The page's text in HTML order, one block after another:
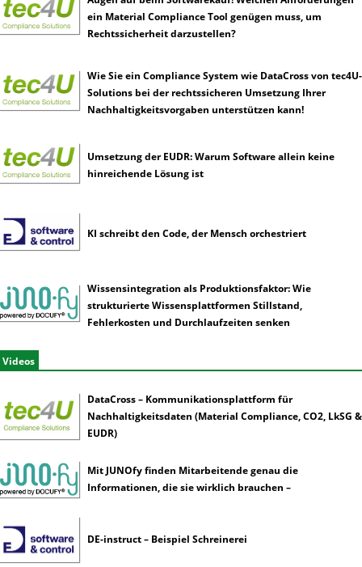
ein Material Compliance Tool genügen muss, um
Rechtssicherheit darzustellen?
Wie Sie ein Compliance System wie DataCross von tec4U-
Solutions bei der rechtssicheren Umsetzung Ihrer
Nachhaltigkeitsvorgaben unterstützen kann!
Umsetzung der EUDR: Warum Software allein keine
hinreichende Lösung ist
KI schreibt den Code, der Mensch orchestriert
Wissensintegration als Produktionsfaktor: Wie
strukturierte Wissensplattformen Stillstand,
Fehlerkosten und Durchlaufzeiten senken
Videos
DataCross – Kommunikationsplattform für
Nachhaltigkeitsdaten (Material Compliance, CO2, LkSG &
EUDR)
Mit JUNOfy finden Mitarbeitende genau die
Informationen, die sie wirklich brauchen –
DE-instruct – Beispiel Schreinerei